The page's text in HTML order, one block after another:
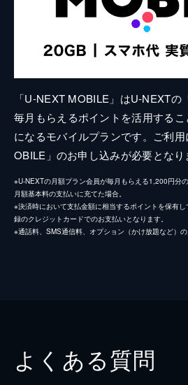
「U-NEXT MOBILE」はU-NEXT
毎月もらえるポイントを活用する
になるモバイルプランです。ご利
OBILE」のお申し込みが必要となり
※U-NEXTの月額プラン会員が毎月もらえる1,200円分
月額基本料の支払いに充てた場合。
※決済時において支払金額に相当するポイントを保有
録のクレジットカードでのお支払いとなります。
※通話料、SMS通信料、オプション（かけ放題など）の
よくある質問